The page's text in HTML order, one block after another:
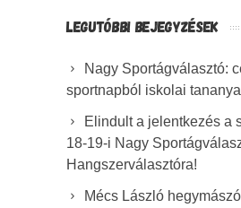
LEGUTÓBBI BEJEGYZÉSEK
Nagy Sportágválasztó:
sportnapból iskolai
Elindult a jelentkezés a
18-19-i Nagy
Hangszerválasztóra!
Mécs László